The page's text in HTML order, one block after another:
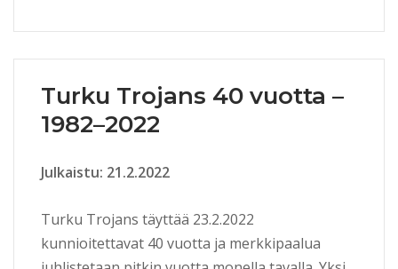
Turku Trojans 40 vuotta –
1982–2022
Julkaistu: 21.2.2022
Turku Trojans täyttää 23.2.2022
kunnioitettavat 40 vuotta ja merkkipaalua